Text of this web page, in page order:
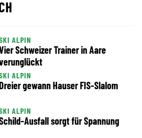
ALPIN
Schweizer Trainer in Aare
ALPIN
gewann Hauser FIS-Slalom
ALPIN
Ausfall sorgt für Spannung